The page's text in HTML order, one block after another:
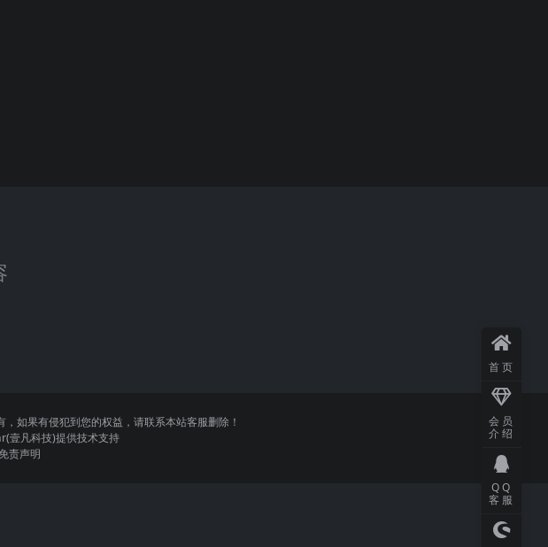
如果有侵犯到您的权益，请联系本站客服删除！
壹凡科技)提供技术支持
责声明
首页
会员
介绍
QQ
客服